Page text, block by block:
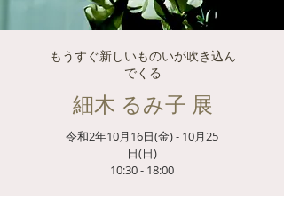
もうすぐ新しいものいが吹き込ん
でくる
細木 るみ子 展
令和2年10月16日(金) - 10月25
日(日)
​10:30 - 18:00